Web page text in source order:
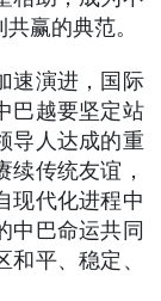
赢的典范。
速演进，国际
巴越要坚定站
导人达成的重
续传统友谊，
现代化进程中
中巴命运共同
平、稳定、